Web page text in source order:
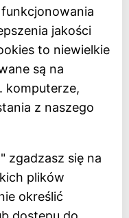
jakości
to niewielkie
są na
komputerze,
z naszego
zgadzasz się na
plików
określić